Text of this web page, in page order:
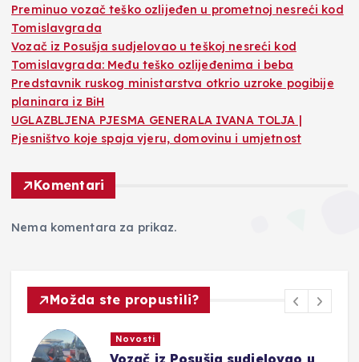
Preminuo vozač teško ozlijeđen u prometnoj nesreći kod
Tomislavgrada
Vozač iz Posušja sudjelovao u teškoj nesreći kod
Tomislavgrada: Među teško ozlijeđenima i beba
Predstavnik ruskog ministarstva otkrio uzroke pogibije
planinara iz BiH
UGLAZBLJENA PJESMA GENERALA IVANA TOLJA |
Pjesništvo koje spaja vjeru, domovinu i umjetnost
Komentari
Nema komentara za prikaz.
Možda ste propustili?
Novosti
Vozač iz Posušja sudjelovao u